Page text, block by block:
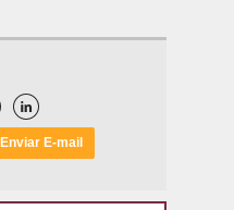

Enviar E-mail